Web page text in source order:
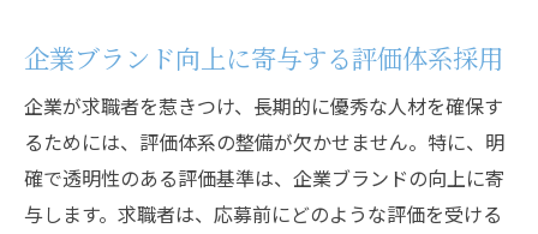
透明性のある評価基準がもたらすメリット
採用活動における評価基準の開示の必要性
応募者の期待を超える評価情報の提供
採用活動成功を左右する求人評価の新戦略
新しい評価戦略で競争力を高める方法
企業ブランド向上に寄与する評価体系採用
企業が求職者を惹きつけ、長期的に優秀な人材を確保す
るためには、評価体系の整備が欠かせません。特に、明
確で透明性のある評価基準は、企業ブランドの向上に寄
与します。求職者は、応募前にどのような評価を受ける